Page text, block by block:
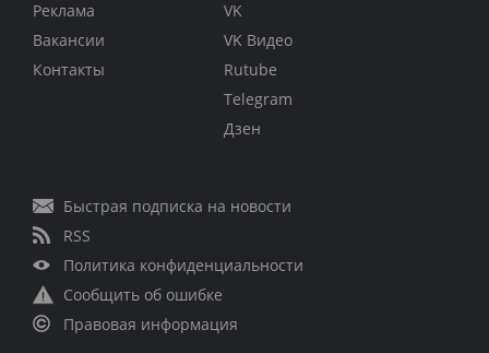
Реклама
Вакансии
Контакты
VK
VK Видео
Rutube
Telegram
Дзен
Быстрая подписка на новости
RSS
Политика конфиденциальности
Сообщить об ошибке
Правовая информация